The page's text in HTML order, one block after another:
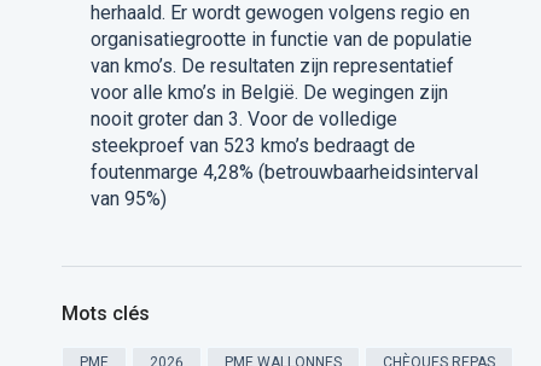
herhaald. Er wordt gewogen volgens regio en
organisatiegrootte in functie van de populatie
van kmo’s. De resultaten zijn representatief
voor alle kmo’s in België. De wegingen zijn
nooit groter dan 3. Voor de volledige
steekproef van 523 kmo’s bedraagt de
foutenmarge 4,28% (betrouwbaarheidsinterval
van 95%)
Mots clés